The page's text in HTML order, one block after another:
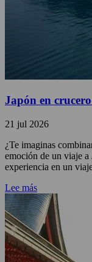
Japón en
21 jul 2026
¿Te imaginas
emoción de un viaje a
experiencia en un
Lee más